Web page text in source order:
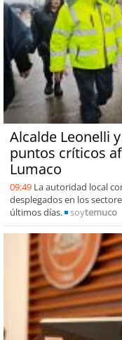
Alcalde Leonelli
puntos críticos
Lumaco
09:49 La autoridad local
desplegados en los
últimos días.
soytemuco